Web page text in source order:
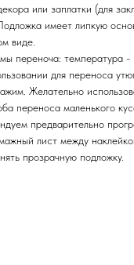
или заплатки (для
имеет липкую
виде.
переноча: температура -
для переноса
Желательно
переноса маленького
предварительно
лист между
прозрачную подложку.